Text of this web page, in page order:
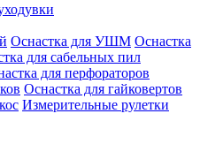
Оснастка для УШМ Оснастка
для сабельных пил
для перфораторов
Оснастка для гайковертов
Измерительные рулетки